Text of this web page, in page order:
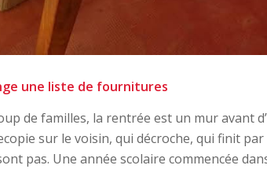
une liste de fournitures
de familles, la rentrée est un mur avant
sur le voisin, qui décroche, qui finit
pas. Une année scolaire commencée